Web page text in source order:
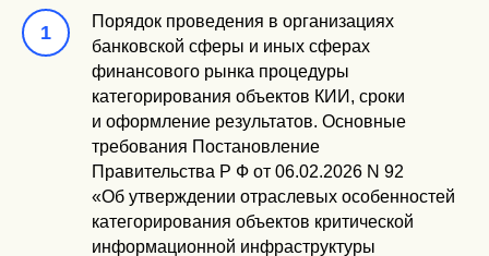
Порядок проведения в организациях
банковской сферы и иных сферах
финансового рынка процедуры
категорирования объектов КИИ, сроки
и оформление результатов. Основные
требования Постановление
Правительства Р Ф от 06.02.2026 N 92
«Об утверждении отраслевых особенностей
категорирования объектов критической
информационной инфраструктуры